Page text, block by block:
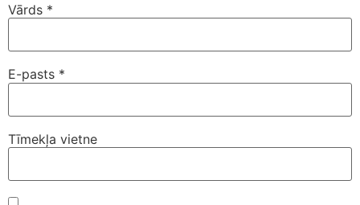
Vārds *
E-pasts *
Tīmekļa vietne